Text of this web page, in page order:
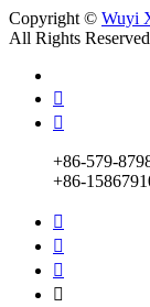
Copyright © Wuyi
All Rights Reserved


+86-579-
+86-



